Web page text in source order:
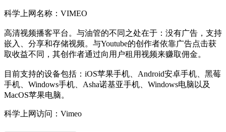
科学上网名称：VIMEO
高清视频播客平台。与油管的不同之处在于：没有广告，支持
嵌入、分享和存储视频。与Youtube的创作者依靠广告点击获
取收益不同，其创作者通过向用户租用视频来赚取佣金。
目前支持的设备包括：iOS苹果手机、Android安卓手机、黑莓
手机、Windows手机、Asha诺基亚手机、Windows电脑以及
MacOS苹果电脑。
科学上网访问：Vimeo